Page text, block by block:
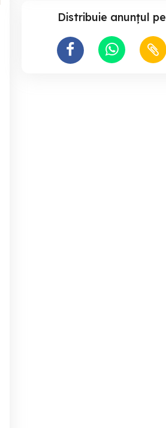
Distribuie anunțul pe